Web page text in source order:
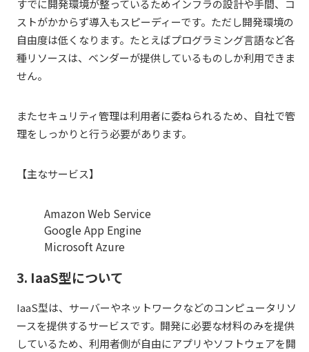
すでに開発環境が整っているためインフラの設計や手間、コ
ストがかからず導入もスピーディーです。ただし開発環境の
自由度は低くなります。たとえばプログラミング言語など各
種リソースは、ベンダーが提供しているものしか利用できま
せん。
またセキュリティ管理は利用者に委ねられるため、自社で管
理をしっかりと行う必要があります。
【主なサービス】
Amazon Web Service
Google App Engine
Microsoft Azure
3. IaaS型について
IaaS型は、サーバーやネットワークなどのコンピュータリソ
ースを提供するサービスです。開発に必要な材料のみを提供
しているため、利用者側が自由にアプリやソフトウェアを開